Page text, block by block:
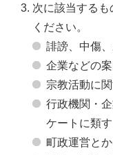
次に該当する
ください。
誹謗、中傷
企業などの
宗教活動に
行政機関・
ケートに類
町政運営と